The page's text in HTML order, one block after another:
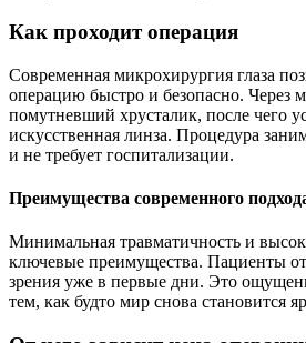
Как проходит операция
Современная микрохирургия глаза
операцию быстро и безопасно. Через
помутневший хрусталик, после чего
искусственная линза. Процедура
и не требует госпитализации.
Преимущества современного
Минимальная травматичность и
ключевые преимущества. Пациенты
зрения уже в первые дни. Это
тем, как будто мир снова становится